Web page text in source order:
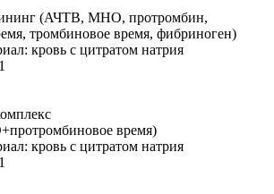
(АЧТВ, МНО, протромбин,
тромбиновое время, фибриноген)
кровь с цитратом натрия
1
время)
кровь с цитратом натрия
1